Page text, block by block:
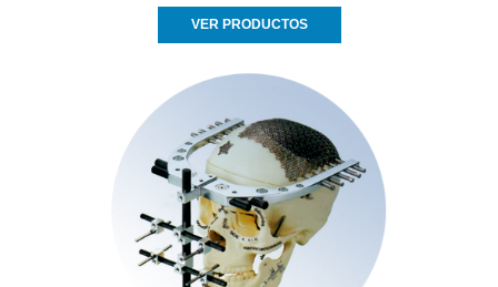
VER PRODUCTOS